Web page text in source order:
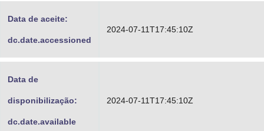
Data de aceite:
dc.date.accessioned
2024-07-11T17:45:10Z
Data de
disponibilização:
dc.date.available
2024-07-11T17:45:10Z